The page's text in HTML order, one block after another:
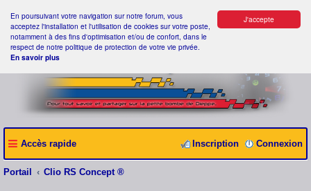
J'accepte
En poursuivant votre navigation sur notre forum, vous
acceptez l'installation et l'utilisation de cookies sur votre poste,
notamment à des fins d'optimisation et/ou de confort, dans le
respect de notre politique de protection de votre vie privée.
En savoir plus
Accès rapide Connexion
Inscription
Portail Clio RS Concept ®